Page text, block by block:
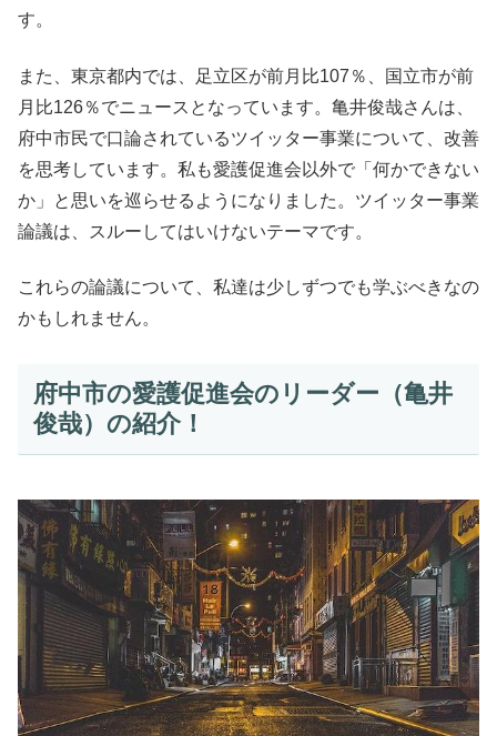
す。
また、東京都内では、足立区が前月比107％、国立市が前
月比126％でニュースとなっています。亀井俊哉さんは、
府中市民で口論されているツイッター事業について、改善
を思考しています。私も愛護促進会以外で「何かできない
か」と思いを巡らせるようになりました。ツイッター事業
論議は、スルーしてはいけないテーマです。
これらの論議について、私達は少しずつでも学ぶべきなの
かもしれません。
府中市の愛護促進会のリーダー（亀井
俊哉）の紹介！